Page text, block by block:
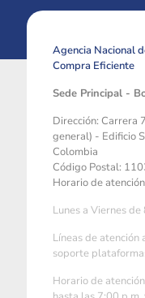
Agencia Nacional
Compra Eficiente
Sede Principal -
Dirección: Carrera
general) - Edificio
Colombia
Código Postal:
Horario de
Lunes a Viernes
Líneas de atención
soporte
Horario de